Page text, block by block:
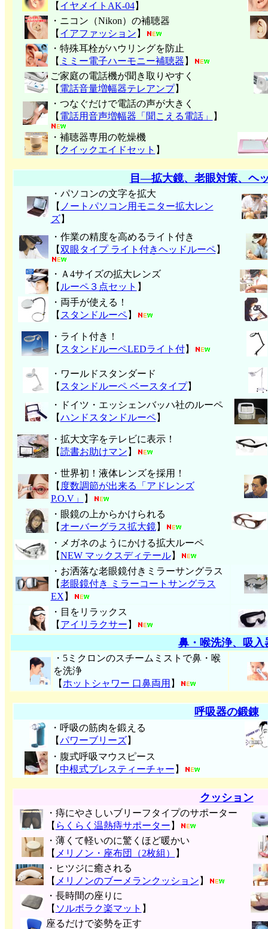
【 イヤメイトAK-04】
・ニコン（Nikon）の補聴器
【 イアファッション 】
・特殊耳栓がハウリングを防止
【 ミミー電子ハーモニー補聴器 】
ご家庭の電話機が聞き取りやすく
【 電話音量増幅器テレアンプ】
・つなぐだけで電話の声が大きく
【 電話用音声増幅器「聞こえる電話」 】
・補聴器専用の乾燥機
【 クイックエイドセット 】
目―拡大鏡、老眼対策、ヘ
・パソコンの文字を拡大
【 ノートパソコン用モニター拡大レン
ズ】
・作業の精度を高めるライト付き
【双眼タイプ ライト付きヘッドルーペ】
・Ａ4サイズの拡大レンズ
【 ルーペ３点セット 】
・両手が使える！
【 スタンドルーペ】
・ライト付き！
【 スタンドルーペLEDライト付】
・ワールドスタンダード
【 スタンドルーペ ベースタイプ】
・ドイツ・エッシェンバッハ社のルーペ
【ハンド スタンドルーペ】
・拡大文字をテレビに表示！
【読書お助けマン 】
・世界初！液体レンズを採用！
【 度数調節が出来る「アドレンズ
P.O.V」
】
・眼鏡の上からかけられる
【 オーバーグラス拡大鏡】
・メガネのようにかける拡大ルーペ
【NEW マックスディテール】
・お洒落な老眼鏡付きミラーサングラス
【老眼鏡付き ミラーコートサングラス
EX 】
・目をリラックス
【 アイリラクサー 】
鼻・喉洗浄、吸入
・5ミクロンのスチームミストで鼻・喉
を洗浄
【 ホットシャワー 口鼻両用 】
呼吸器の鍛錬
・呼吸の筋肉を鍛える
【パワーブリーズ】
・腹式呼吸マウスピース
【中根式ブレスティーチャー 】
クッション
・痔にやさしいブリーフタイプのサポーター
【 らくらく温熱痔サポーター 】
・薄くて軽いのに驚くほど暖かい
【 メリノン・座布団（2枚組）
】
・ヒツジに癒される
【 メリノンのブーメランクッション 】
・長時間の座りに
【 ソルボラク楽マット 】
座るだけで姿勢を正す